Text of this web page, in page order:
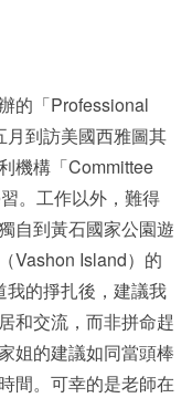
的「Professional
到訪美國西雅圖其
機構「Committee
。工作以外，難得
自到黃石國家公園遊
Vashon Island）的
的掙扎後，建議我
和交流，而非拼命趕
姐的建議如同當頭棒
間。可幸的是老師在